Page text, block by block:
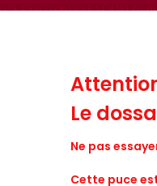
Le
Ne pas
Cette puce